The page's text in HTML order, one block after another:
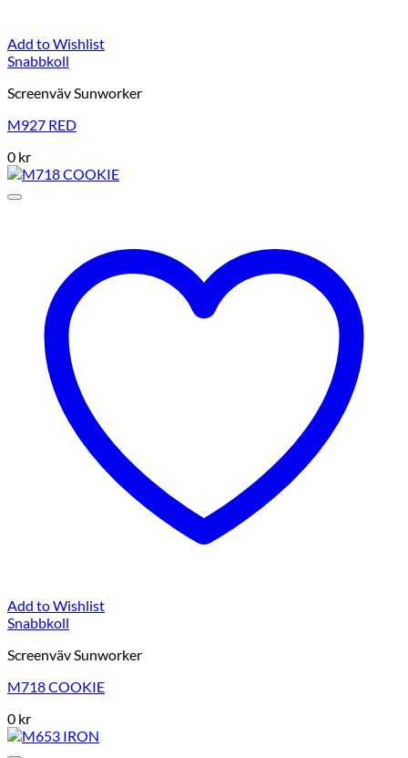
Add to Wishlist
Snabbkoll
Screenväv Sunworker
M927 RED
0 kr
Add to Wishlist
Snabbkoll
Screenväv Sunworker
M718 COOKIE
0 kr